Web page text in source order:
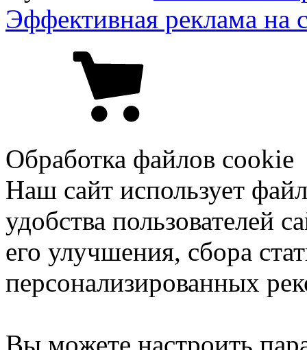
Эффективная реклама на
Обработка файлов cookie
Наш сайт использует
удобства пользователей
его улучшения, сбора
персонализированных